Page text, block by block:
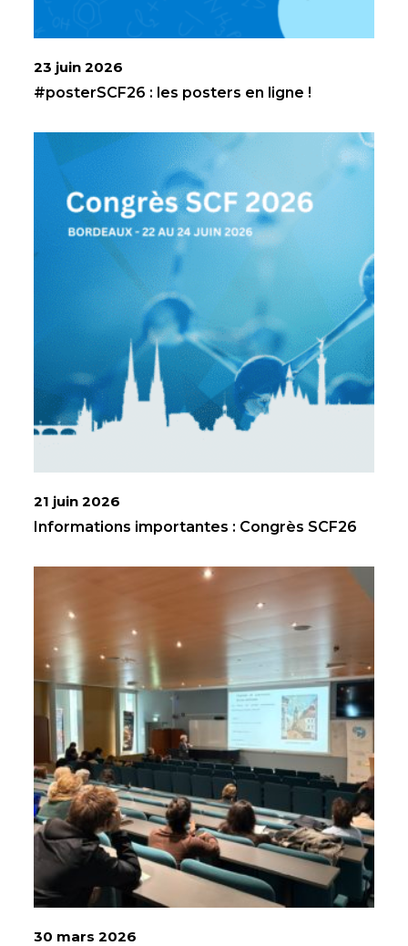
23 juin 2026
#posterSCF26 : les posters en ligne !
21 juin 2026
Informations importantes : Congrès SCF26
30 mars 2026